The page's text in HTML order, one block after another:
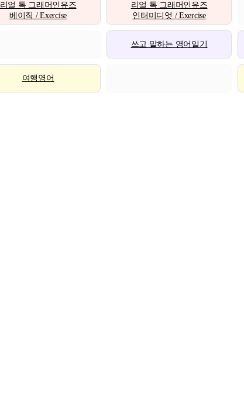
리얼 톡 그래머인유즈
베이직 / Exercise
리얼 톡 그래머인유즈
인터미디엇 / Exercise
쓰고 말하는 영어일기
여행영어